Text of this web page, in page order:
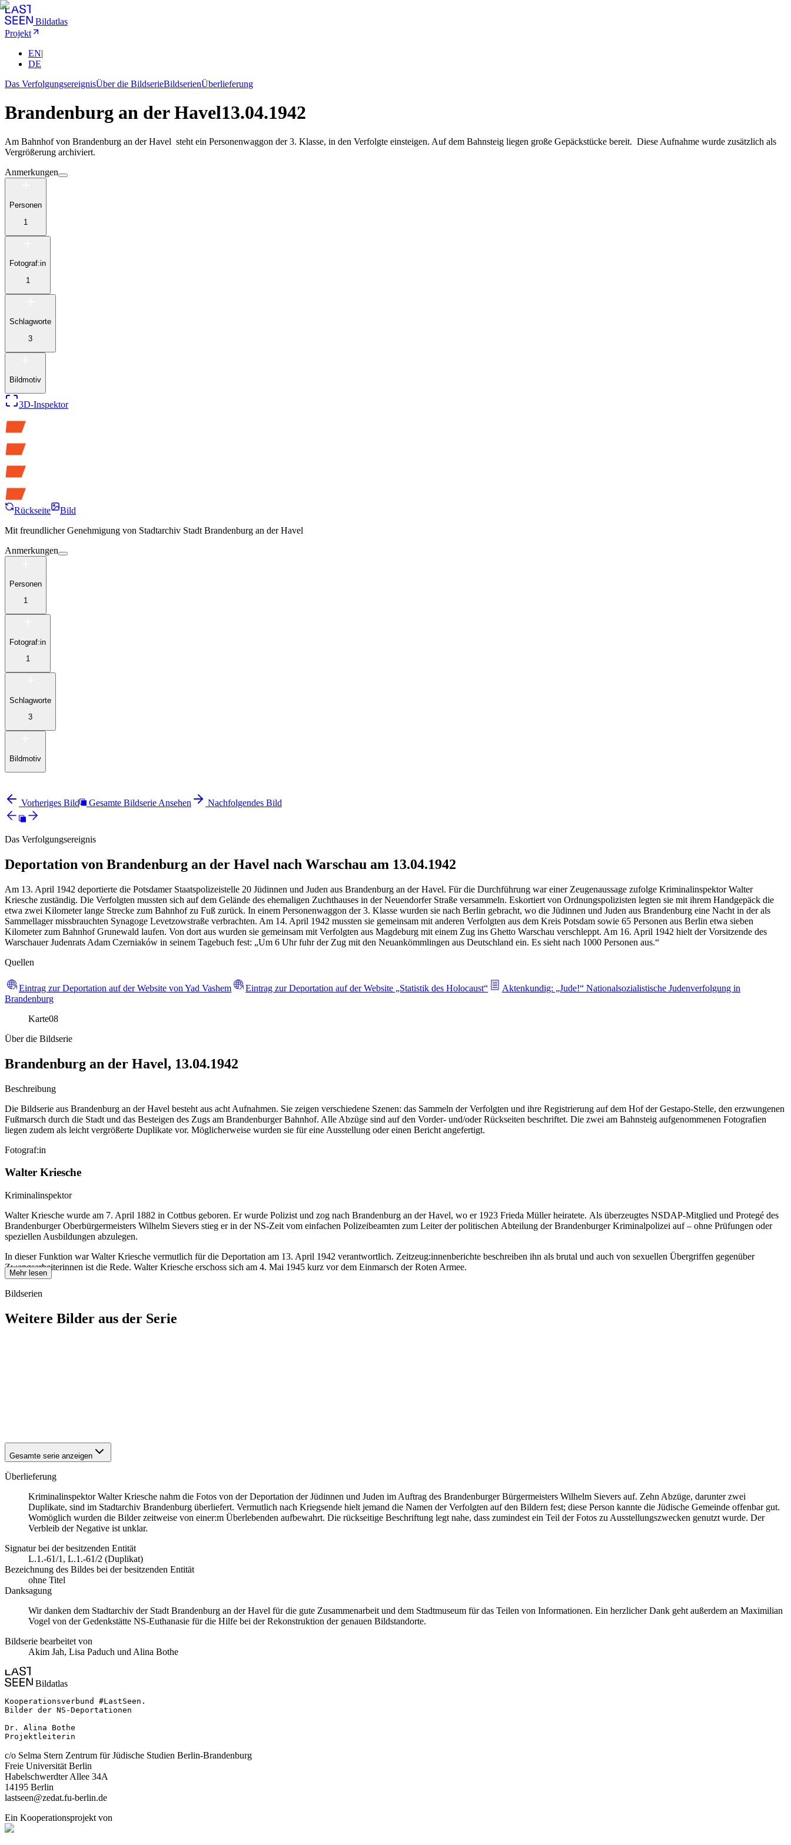
Bildatlas
Projekt
EN|
DE
Das VerfolgungsereignisÜber die BildserieBildserienÜberlieferung
Brandenburg an der Havel13.04.1942
Am Bahnhof von Brandenburg an der Havel steht ein Personenwaggon der 3. Klasse, in den Verfolgte einsteigen. Auf dem Bahnsteig liegen große Gepäckstücke bereit. Diese Aufnahme wurde zusätzlich als
Vergrößerung archiviert.
Anmerkungen
Personen
1
Fotograf:in
1
Schlagworte
3
Bildmotiv
3D-Inspektor
Rückseite
Bild
Mit freundlicher Genehmigung von Stadtarchiv Stadt Brandenburg an der Havel
Anmerkungen
Personen
1
Fotograf:in
1
Schlagworte
3
Bildmotiv
Vorheriges Bild Gesamte Bildserie Ansehen Nachfolgendes Bild
Das Verfolgungsereignis
Deportation von Brandenburg an der Havel nach Warschau am 13.04.1942
Am 13. April 1942 deportierte die Potsdamer Staatspolizeistelle 20 Jüdinnen und Juden aus Brandenburg an der Havel. Für die Durchführung war einer Zeugenaussage zufolge Kriminalinspektor Walter
Kriesche zuständig. Die Verfolgten mussten sich auf dem Gelände des ehemaligen Zuchthauses in der Neuendorfer Straße versammeln. Eskortiert von Ordnungspolizisten legten sie mit ihrem Handgepäck die
etwa zwei Kilometer lange Strecke zum Bahnhof zu Fuß zurück. In einem Personenwaggon der 3. Klasse wurden sie nach Berlin gebracht, wo die Jüdinnen und Juden aus Brandenburg eine Nacht in der als
Sammellager missbrauchten Synagoge Levetzowstraße verbrachten. Am 14. April 1942 mussten sie gemeinsam mit anderen Verfolgten aus dem Kreis Potsdam sowie 65 Personen aus Berlin etwa sieben
Kilometer zum Bahnhof Grunewald laufen. Von dort aus wurden sie gemeinsam mit Verfolgten aus Magdeburg mit einem Zug ins Ghetto Warschau verschleppt. Am 16. April 1942 hielt der Vorsitzende des
Warschauer Judenrats Adam Czerniaków in seinem Tagebuch fest: „Um 6 Uhr fuhr der Zug mit den Neuankömmlingen aus Deutschland ein. Es sieht nach 1000 Personen aus.“
Quellen
Eintrag zur Deportation auf der Website von Yad Vashem Eintrag zur Deportation auf der Website „Statistik des Holocaust“
Aktenkundig: „Jude!“ Nationalsozialistische Judenverfolgung in
Brandenburg
Karte08
Über die Bildserie
Brandenburg an der Havel, 13.04.1942
Beschreibung
Die Bildserie aus Brandenburg an der Havel besteht aus acht Aufnahmen. Sie zeigen verschiedene Szenen: das Sammeln der Verfolgten und ihre Registrierung auf dem Hof der Gestapo-Stelle, den erzwungenen
Fußmarsch durch die Stadt und das Besteigen des Zugs am Brandenburger Bahnhof. Alle Abzüge sind auf den Vorder- und/oder Rückseiten beschriftet. Die zwei am Bahnsteig aufgenommenen Fotografien
liegen zudem als leicht vergrößerte Duplikate vor. Möglicherweise wurden sie für eine Ausstellung oder einen Bericht angefertigt.
Fotograf:in
Walter Kriesche
Kriminalinspektor
Walter Kriesche wurde am 7. April 1882 in Cottbus geboren. Er wurde Polizist und zog nach Brandenburg an der Havel, wo er 1923 Frieda Müller heiratete. Als überzeugtes NSDAP-Mitglied und Protegé des
Brandenburger Oberbürgermeisters Wilhelm Sievers stieg er in der NS-Zeit vom einfachen Polizeibeamten zum Leiter der politischen Abteilung der Brandenburger Kriminalpolizei auf – ohne Prüfungen oder
speziellen Ausbildungen abzulegen.
In dieser Funktion war Walter Kriesche vermutlich für die Deportation am 13. April 1942 verantwortlich. Zeitzeug:innenberichte beschreiben ihn als brutal und auch von sexuellen Übergriffen gegenüber
Zwangsarbeiterinnen ist die Rede. Walter Kriesche erschoss sich am 4. Mai 1945 kurz vor dem Einmarsch der Roten Armee.
Mehr lesen
Bildserien
Weitere Bilder aus der Serie
Gesamte serie anzeigen
Überlieferung
Kriminalinspektor Walter Kriesche nahm die Fotos von der Deportation der Jüdinnen und Juden im Auftrag des Brandenburger Bürgermeisters Wilhelm Sievers auf. Zehn Abzüge, darunter zwei
Duplikate, sind im Stadtarchiv Brandenburg überliefert. Vermutlich nach Kriegsende hielt jemand die Namen der Verfolgten auf den Bildern fest; diese Person kannte die Jüdische Gemeinde offenbar gut.
Womöglich wurden die Bilder zeitweise von einer:m Überlebenden aufbewahrt. Die rückseitige Beschriftung legt nahe, dass zumindest ein Teil der Fotos zu Ausstellungszwecken genutzt wurde. Der
Verbleib der Negative ist unklar.
Signatur bei der besitzenden Entität
L.1.-61/1, L.1.-61/2 (Duplikat)
Bezeichnung des Bildes bei der besitzenden Entität
ohne Titel
Danksagung
Wir danken dem Stadtarchiv der Stadt Brandenburg an der Havel für die gute Zusammenarbeit und dem Stadtmuseum für das Teilen von Informationen. Ein herzlicher Dank geht außerdem an Maximilian
Vogel von der Gedenkstätte NS-Euthanasie für die Hilfe bei der Rekonstruktion der genauen Bildstandorte.
Bildserie bearbeitet von
Akim Jah, Lisa Paduch und Alina Bothe
Bildatlas
Kooperationsverbund #LastSeen.
Bilder der NS-Deportationen
Dr. Alina Bothe
Projektleiterin
c/o Selma Stern Zentrum für Jüdische Studien Berlin-Brandenburg
Freie Universität Berlin
Habelschwerdter Allee 34A
14195 Berlin
lastseen@zedat.fu-berlin.de
Ein Kooperationsprojekt von